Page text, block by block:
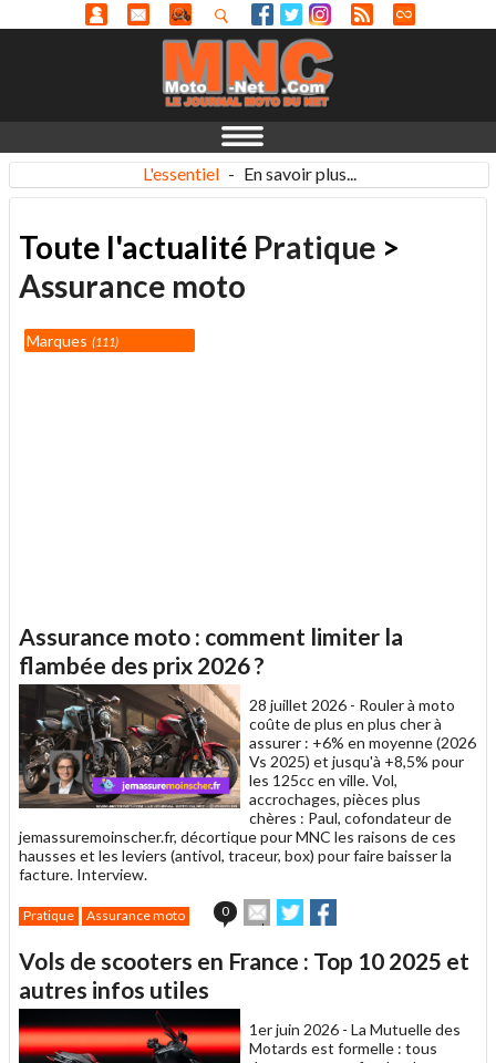
L'essentiel - En savoir plus...
Toute l'actualité Pratique >
Assurance moto
Marques 111
Assurance moto : comment limiter la
flambée des prix 2026 ?
28 juillet 2026 - Rouler à moto
coûte de plus en plus cher à
assurer : +6% en moyenne (2026
Vs 2025) et jusqu'à +8,5% pour
les 125cc en ville. Vol,
accrochages, pièces plus
chères : Paul, cofondateur de
jemassuremoinscher.fr, décortique pour MNC les raisons de ces
hausses et les leviers (antivol, traceur, box) pour faire baisser la
facture. Interview.
Pratique Assurance moto 0
Envoyer
cet
à
Partager
sur sur
Vols de scooters en France : Top 10 2025 et
autres infos utiles
1er juin 2026 - La Mutuelle des
Motards est formelle : tous